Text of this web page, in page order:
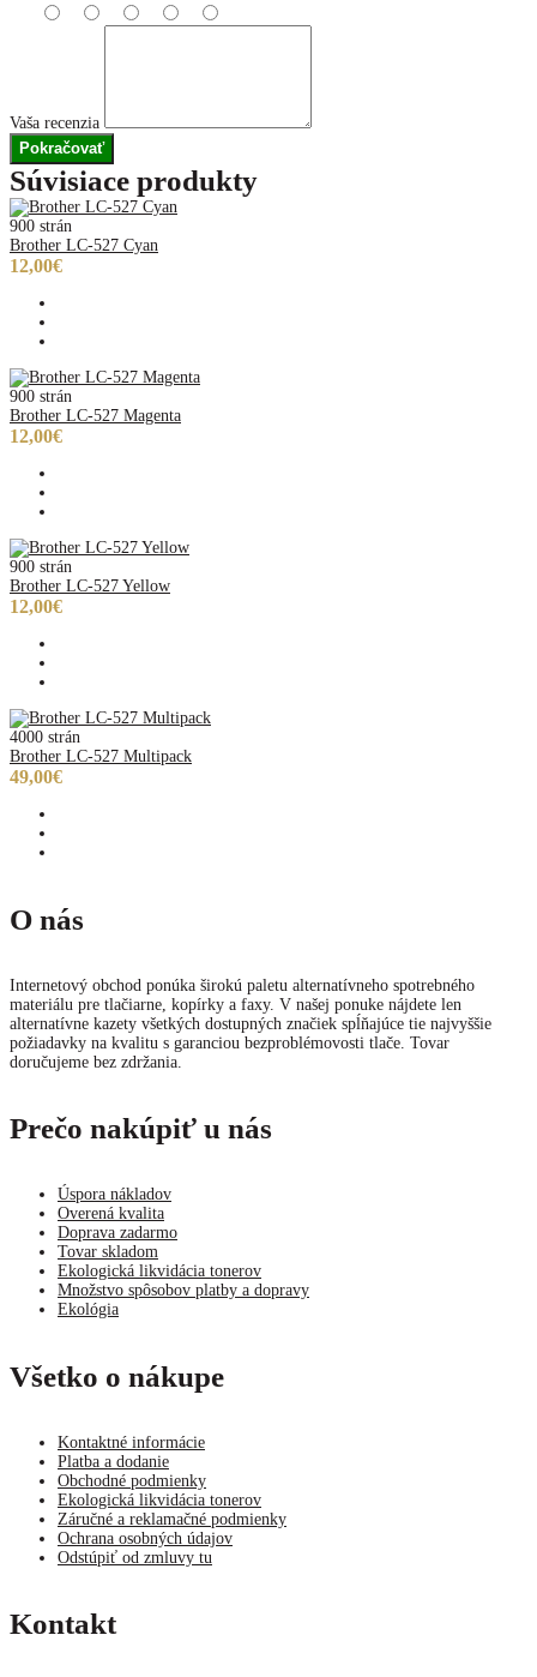
Vaša recenzia
Pokračovať
Súvisiace produkty
900 strán
Brother LC-527 Cyan
12,00€
900 strán
Brother LC-527 Magenta
12,00€
900 strán
Brother LC-527 Yellow
12,00€
4000 strán
Brother LC-527 Multipack
49,00€
O nás
Internetový obchod ponúka širokú paletu alternatívneho spotrebného
materiálu pre tlačiarne, kopírky a faxy. V našej ponuke nájdete len
alternatívne kazety všetkých dostupných značiek spĺňajúce tie najvyššie
požiadavky na kvalitu s garanciou bezproblémovosti tlače. Tovar
doručujeme bez zdržania.
Prečo nakúpiť u nás
Úspora nákladov
Overená kvalita
Doprava zadarmo
Tovar skladom
Ekologická likvidácia tonerov
Množstvo spôsobov platby a dopravy
Ekológia
Všetko o nákupe
Kontaktné informácie
Platba a dodanie
Obchodné podmienky
Ekologická likvidácia tonerov
Záručné a reklamačné podmienky
Ochrana osobných údajov
Odstúpiť od zmluvy tu
Kontakt